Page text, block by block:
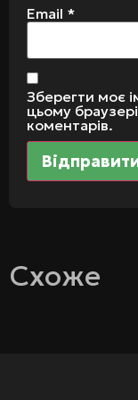
Email *
Зберегти моє
цьому
коментарів.
Схоже